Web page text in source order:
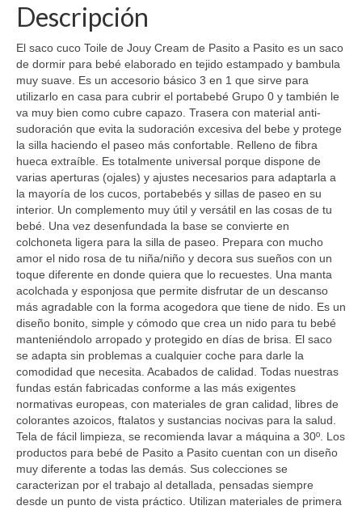
Descripción
El saco cuco Toile de Jouy Cream de Pasito a Pasito es un saco
de dormir para bebé elaborado en tejido estampado y bambula
muy suave. Es un accesorio básico 3 en 1 que sirve para
utilizarlo en casa para cubrir el portabebé Grupo 0 y también le
va muy bien como cubre capazo. Trasera con material anti-
sudoración que evita la sudoración excesiva del bebe y protege
la silla haciendo el paseo más confortable. Relleno de fibra
hueca extraíble. Es totalmente universal porque dispone de
varias aperturas (ojales) y ajustes necesarios para adaptarla a
la mayoría de los cucos, portabebés y sillas de paseo en su
interior. Un complemento muy útil y versátil en las cosas de tu
bebé. Una vez desenfundada la base se convierte en
colchoneta ligera para la silla de paseo. Prepara con mucho
amor el nido rosa de tu niña/niño y decora sus sueños con un
toque diferente en donde quiera que lo recuestes. Una manta
acolchada y esponjosa que permite disfrutar de un descanso
más agradable con la forma acogedora que tiene de nido. Es un
diseño bonito, simple y cómodo que crea un nido para tu bebé
manteniéndolo arropado y protegido en días de brisa. El saco
se adapta sin problemas a cualquier coche para darle la
comodidad que necesita. Acabados de calidad. Todas nuestras
fundas están fabricadas conforme a las más exigentes
normativas europeas, con materiales de gran calidad, libres de
colorantes azoicos, ftalatos y sustancias nocivas para la salud.
Tela de fácil limpieza, se recomienda lavar a máquina a 30º. Los
productos para bebé de Pasito a Pasito cuentan con un diseño
muy diferente a todas las demás. Sus colecciones se
caracterizan por el trabajo al detallada, pensadas siempre
desde un punto de vista práctico. Utilizan materiales de primera